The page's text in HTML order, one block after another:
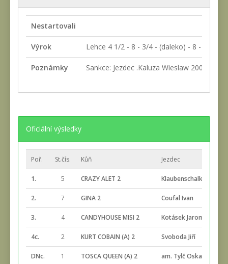
Nestartovali
Výrok Lehce 4 1/2 - 8 - 3/4 - (daleko) - 8 -
Poznámky Sankce: Jezdec .Kaluza Wieslaw 200 Kč
Oficiální výsledky
Poř. St.čís. Kůň Jezdec
1. 5 CRAZY ALET 2 Klaubenschalk Jindřich
2. 7 GINA 2 Coufal Ivan
3. 4 CANDYHOUSE MISI 2 Kotásek Jaromír
4c. 2 KURT COBAIN (A) 2 Svoboda Jiří
DNc. 1 TOSCA QUEEN (A) 2 am. Tylč Oskar